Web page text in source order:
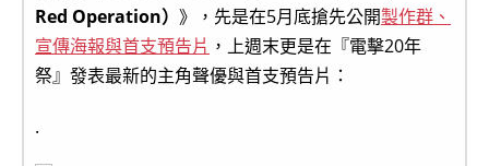
Red Operation） 》，先是在5月底搶先公開製作群、
宣傳海報與首支預告片 ，上週末更是在『電擊20年
祭』發表最新的主角聲優與首支預告片：
.